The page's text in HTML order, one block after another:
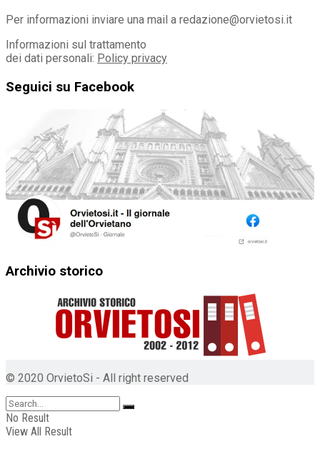
Per informazioni inviare una mail a redazione@orvietosi.it
Informazioni sul trattamento
dei dati personali: Policy privacy
Seguici su Facebook
Archivio storico
© 2020 OrvietoSi - All right reserved
No Result
View All Result